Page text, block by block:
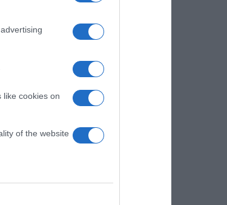
like cookies on
of the website